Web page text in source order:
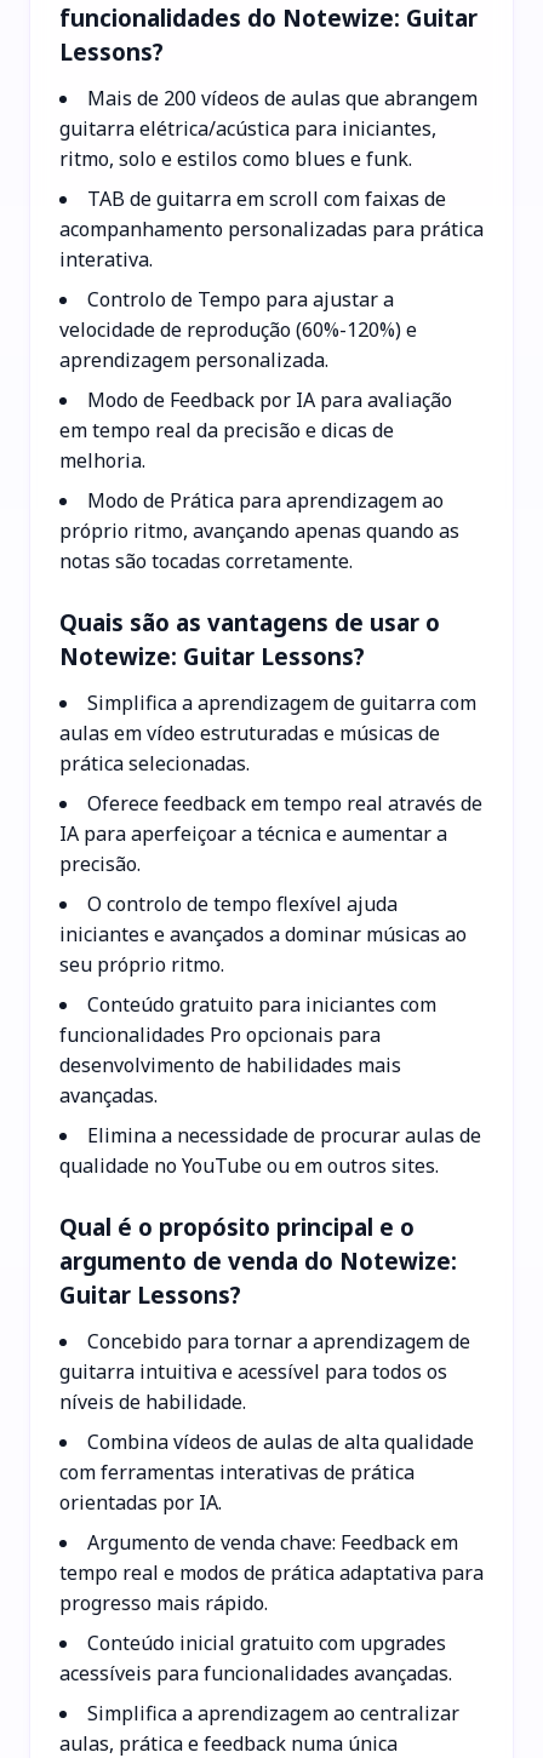
funcionalidades do Notewize: Guitar
Lessons?
Mais de 200 vídeos de aulas que abrangem
guitarra elétrica/acústica para iniciantes,
ritmo, solo e estilos como blues e funk.
TAB de guitarra em scroll com faixas de
acompanhamento personalizadas para prática
interativa.
Controlo de Tempo para ajustar a
velocidade de reprodução (60%-120%) e
aprendizagem personalizada.
Modo de Feedback por IA para avaliação
em tempo real da precisão e dicas de
melhoria.
Modo de Prática para aprendizagem ao
próprio ritmo, avançando apenas quando as
notas são tocadas corretamente.
Quais são as vantagens de usar o
Notewize: Guitar Lessons?
Simplifica a aprendizagem de guitarra com
aulas em vídeo estruturadas e músicas de
prática selecionadas.
Oferece feedback em tempo real através de
IA para aperfeiçoar a técnica e aumentar a
precisão.
O controlo de tempo flexível ajuda
iniciantes e avançados a dominar músicas ao
seu próprio ritmo.
Conteúdo gratuito para iniciantes com
funcionalidades Pro opcionais para
desenvolvimento de habilidades mais
avançadas.
Elimina a necessidade de procurar aulas de
qualidade no YouTube ou em outros sites.
Qual é o propósito principal e o
argumento de venda do Notewize:
Guitar Lessons?
Concebido para tornar a aprendizagem de
guitarra intuitiva e acessível para todos os
níveis de habilidade.
Combina vídeos de aulas de alta qualidade
com ferramentas interativas de prática
orientadas por IA.
Argumento de venda chave: Feedback em
tempo real e modos de prática adaptativa para
progresso mais rápido.
Conteúdo inicial gratuito com upgrades
acessíveis para funcionalidades avançadas.
Simplifica a aprendizagem ao centralizar
aulas, prática e feedback numa única